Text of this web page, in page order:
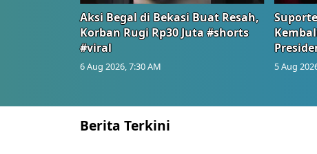
Aksi Begal di Bekasi Buat Resah,
Korban Rugi Rp30 Juta #shorts
#viral
6 Aug 2026, 7:30 AM 5 Aug
Berita Terkini